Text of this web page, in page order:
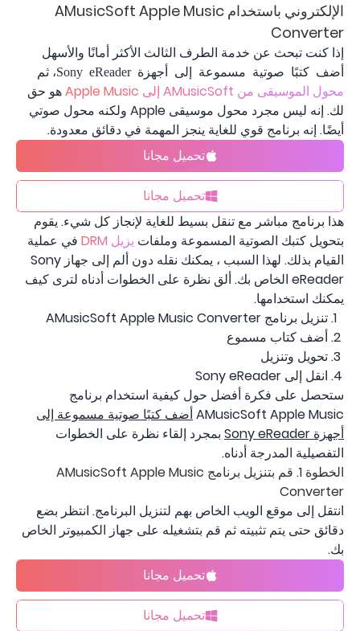
الإلكتروني باستخدام AMusicSoft Apple Music
Converter
إذا كنت تبحث عن خدمة الطرف الثالث الأكثر أمانًا والأسهل
أضف كتبًا صوتية مسموعة إلى أجهزة Sony eReader
، ثم
محول الموسيقى من AMusicSoft إلى Apple Music
هو حق
لك. إنه ليس مجرد محول موسيقى Apple ولكنه محول صوتي
أيضًا. إنه برنامج قوي للغاية ينجز المهمة في دقائق معدودة.
تحميل مجانا
تحميل مجانا
هذا برنامج مباشر مع تنقل بسيط للغاية لإنجاز كل شيء. يقوم
بتحويل كتبك الصوتية المسموعة وملفات يزيل DRM
في عملية
القيام بذلك. لهذا السبب ، يمكنك نقله دون ألم إلى جهاز Sony
eReader الخاص بك. ألق نظرة على الخطوات أدناه لترى كيف
يمكنك استخدامها.
تنزيل برنامج AMusicSoft Apple Music Converter
أضف كتاب مسموع
تحويل وتنزيل
انقل إلى Sony eReader
ستحصل على فكرة أفضل حول كيفية استخدام برنامج
AMusicSoft Apple Musicأضف كتبًا صوتية مسموعة إلى
أجهزة Sony eReader
بمجرد إلقاء نظرة على الخطوات
التفصيلية المدرجة أدناه.
الخطوة 1. قم بتنزيل برنامج AMusicSoft Apple Music
Converter
انتقل إلى موقع الويب الخاص بهم لتنزيل البرنامج. انتظر بضع
دقائق حتى يتم تثبيته ثم قم بتشغيله على جهاز الكمبيوتر الخاص
بك.
تحميل مجانا
تحميل مجانا